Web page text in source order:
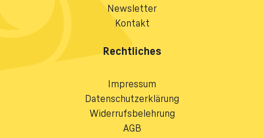
Newsletter
Kontakt
Rechtliches
Impressum
Datenschutzerklärung
Widerrufsbelehrung
AGB